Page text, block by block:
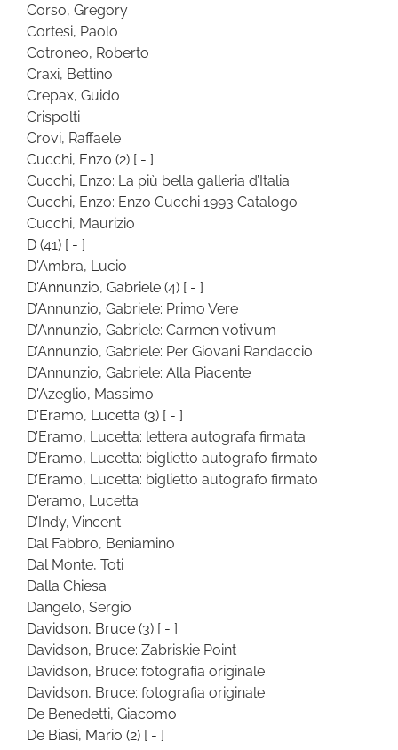
Corso, Gregory
Cortesi, Paolo
Cotroneo, Roberto
Craxi, Bettino
Crepax, Guido
Crispolti
Crovi, Raffaele
Cucchi, Enzo (2) [ - ]
Cucchi, Enzo: La più bella galleria d’Italia
Cucchi, Enzo: Enzo Cucchi 1993 Catalogo
Cucchi, Maurizio
D (41) [ - ]
D'Ambra, Lucio
D'Annunzio, Gabriele (4) [ - ]
D’Annunzio, Gabriele: Primo Vere
D’Annunzio, Gabriele: Carmen votivum
D’Annunzio, Gabriele: Per Giovani Randaccio
D’Annunzio, Gabriele: Alla Piacente
D'Azeglio, Massimo
D'Eramo, Lucetta (3) [ - ]
D’Eramo, Lucetta: lettera autografa firmata
D’Eramo, Lucetta: biglietto autografo firmato
D’Eramo, Lucetta: biglietto autografo firmato
D'eramo, Lucetta
D’Indy, Vincent
Dal Fabbro, Beniamino
Dal Monte, Toti
Dalla Chiesa
Dangelo, Sergio
Davidson, Bruce (3) [ - ]
Davidson, Bruce: Zabriskie Point
Davidson, Bruce: fotografia originale
Davidson, Bruce: fotografia originale
De Benedetti, Giacomo
De Biasi, Mario (2) [ - ]